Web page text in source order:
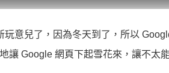
意兒了，因為冬天到了，所以
讓 Google 網頁下起雪花來，讓不太